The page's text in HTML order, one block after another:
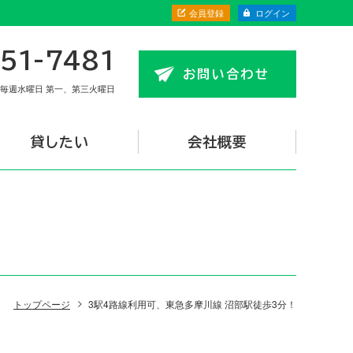
会員登録 ログイン
7481
毎週水曜日 第一、第三火曜日
お問い合わせ
貸したい 会社概要
トップページ 3駅4路線利用可、東急多摩川線 沼部駅徒歩3分！